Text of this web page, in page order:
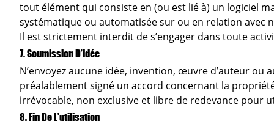
tout élément qui consiste en (ou est lié à) un logiciel
systématique ou automatisée sur ou en relation avec
Il est strictement interdit de s’engager dans toute
7. Soumission D’idée
N’envoyez aucune idée, invention, œuvre d’auteur
préalablement signé un accord concernant la
irrévocable, non exclusive et libre de redevance
8. Fin De L’utilisation